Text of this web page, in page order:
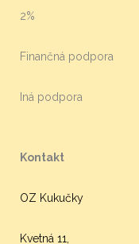
2%
Finančná podpora
Iná podpora
Kontakt
OZ Kukučky
Kvetná 11,